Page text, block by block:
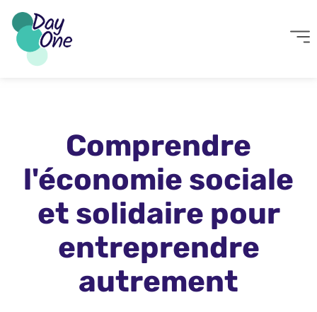
Comprendre
l'économie sociale
et solidaire pour
entreprendre
autrement